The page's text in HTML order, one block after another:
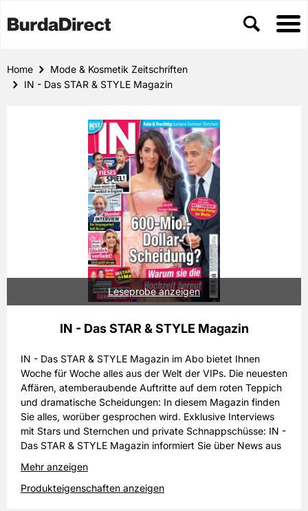
Home
Mode & Kosmetik Zeitschriften
IN - Das STAR & STYLE Magazin
Leseprobe anzeigen
IN - Das STAR & STYLE Magazin
IN - Das STAR & STYLE Magazin im Abo bietet Ihnen
Woche für Woche alles aus der Welt der VIPs. Die neuesten
Affären, atemberaubende Auftritte auf dem roten Teppich
und dramatische Scheidungen: In diesem Magazin finden
Sie alles, worüber gesprochen wird. Exklusive Interviews
mit Stars und Sternchen und private Schnappschüsse: IN -
Das STAR & STYLE Magazin informiert Sie über News aus
sind feste Bestandteile jeder Ausgabe von in - Das STAR &
STYLE Magazin. Die aktuellen Fashion-Trends der
Mehr anzeigen
Produkteigenschaften anzeigen